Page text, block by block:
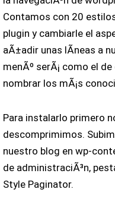
Contamos con 20
plugin y cambiarle el
aÃ±adir unas lÃ­neas a
menÃº serÃ¡ como el
nombrar los mÃ¡s
Para instalarlo primero
descomprimimos.
nuestro blog en wp-
de administraciÃ³n,
Style Paginator.